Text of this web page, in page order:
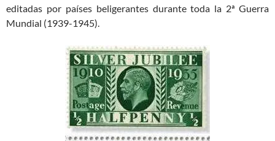
editadas por países beligerantes durante toda la 2ª Guerra
Mundial (1939-1945).